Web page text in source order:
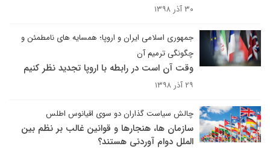
۳۰ آذر ۱۳۹۸
جمهوری اسلامی ایران و اروپا؛ همسایه های نامطمئن و
چگونگی ترمیم آن
وقت آن است در رابطه با اروپا تجدید نظر کنیم
۲۹ آذر ۱۳۹۸
چالش سیاست گذاران دو سوی اقیانوس اطلس
سازمان ها، هنجارها و قوانین غالب بر نظم بین
الملل دوام آوردنی هستند؟